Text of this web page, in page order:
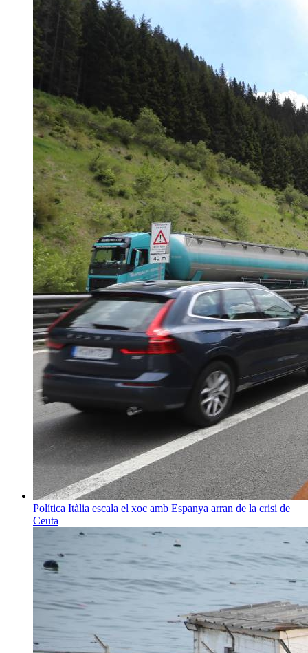
Política Itàlia escala el xoc amb Espanya arran de la crisi de
Ceuta